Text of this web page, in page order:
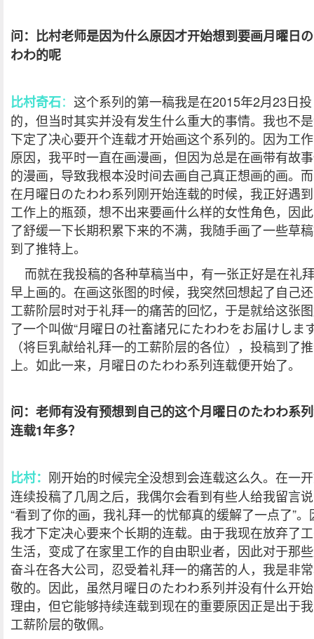
问：比村老师是因为什么原因才开始想到要画月曜日
わわ的呢
比村奇石： 这个系列的第一稿我是在2015年2月23日投
的，但当时其实并没有发生什么重大的事情。我也不
下定了决心要开个连载才开始画这个系列的。因为工
原因，我平时一直在画漫画，但因为总是在画带有故
的漫画，导致我根本没时间去画自己真正想画的画。
在月曜日のたわわ系列刚开始连载的时候，我正好遇
工作上的瓶颈，想不出来要画什么样的女性角色，因
了舒缓一下长期积累下来的不满，我随手画了一些草
到了推特上。
而就在我投稿的各种草稿当中，有一张正好是在礼
早上画的。在画这张图的时候，我突然回想起了自己
工薪阶层时对于礼拜一的痛苦的回忆，于是就给这张
了一个叫做“月曜日の社畜諸兄にたわわをお届けしま
（将巨乳献给礼拜一的工薪阶层的各位），投稿到了
上。如此一来，月曜日のたわわ系列连载便开始了。
问：老师有没有预想到自己的这个月曜日のたわわ系
连载1年多？
比村： 刚开始的时候完全没想到会连载这么久。在一
连续投稿了几周之后，我偶尔会看到有些人给我留言
“看到了你的画，我礼拜一的忧郁真的缓解了一点了”。
我才下定决心要来个长期的连载。由于我现在放弃了
生活，变成了在家里工作的自由职业者，因此对于那
奋斗在各大公司，忍受着礼拜一的痛苦的人，我是非
敬的。因此，虽然月曜日のたわわ系列并没有什么开
理由，但它能够持续连载到现在的重要原因正是出于
工薪阶层的敬佩。